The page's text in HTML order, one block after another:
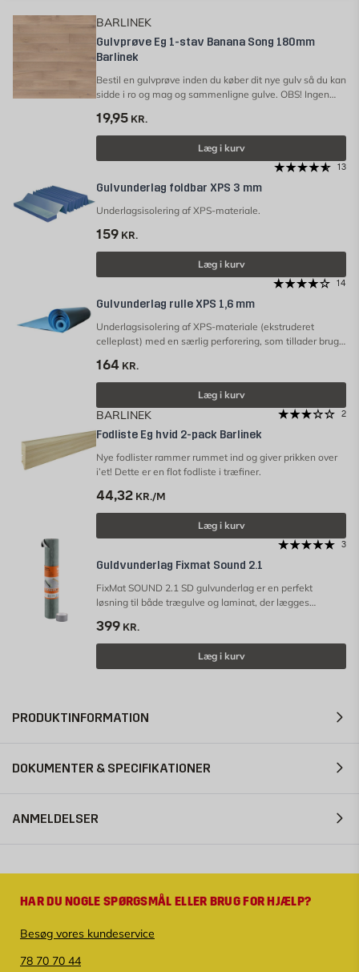
BARLINEK
Gulvprøve Eg 1-stav Banana Song 180mm
Barlinek
Bestil en gulvprøve inden du køber dit nye gulv så du kan
sidde i ro og mag og sammenligne gulve. OBS! Ingen
19,95 KR.
Læg i kurv
13
Gulvunderlag foldbar XPS 3 mm
Underlagsisolering af XPS-materiale.
159 KR.
Læg i kurv
14
Gulvunderlag rulle XPS 1,6 mm
Underlagsisolering af XPS-materiale (ekstruderet
celleplast) med en særlig perforering, som tillader brug
gulvvarmesystemer. OBS! Underlagsfoamen er ikke en
dampspærre.
164 KR.
Læg i kurv
BARLINEK 2
Fodliste Eg hvid 2-pack Barlinek
Nye fodlister rammer rummet ind og giver prikken over
i’et! Dette er en flot fodliste i træfiner.
44,32 KR./M
Læg i kurv
3
Guldvunderlag Fixmat Sound 2.1
FixMat SOUND 2.1 SD gulvunderlag er en perfekt
løsning til både trægulve og laminat, der lægges
399 KR.
Læg i kurv
PRODUKTINFORMATION
DOKUMENTER & SPECIFIKATIONER
ANMELDELSER
HAR DU NOGLE SPØRGSMÅL ELLER BRUG FOR HJÆLP?
Besøg vores kundeservice
78 70 70 44